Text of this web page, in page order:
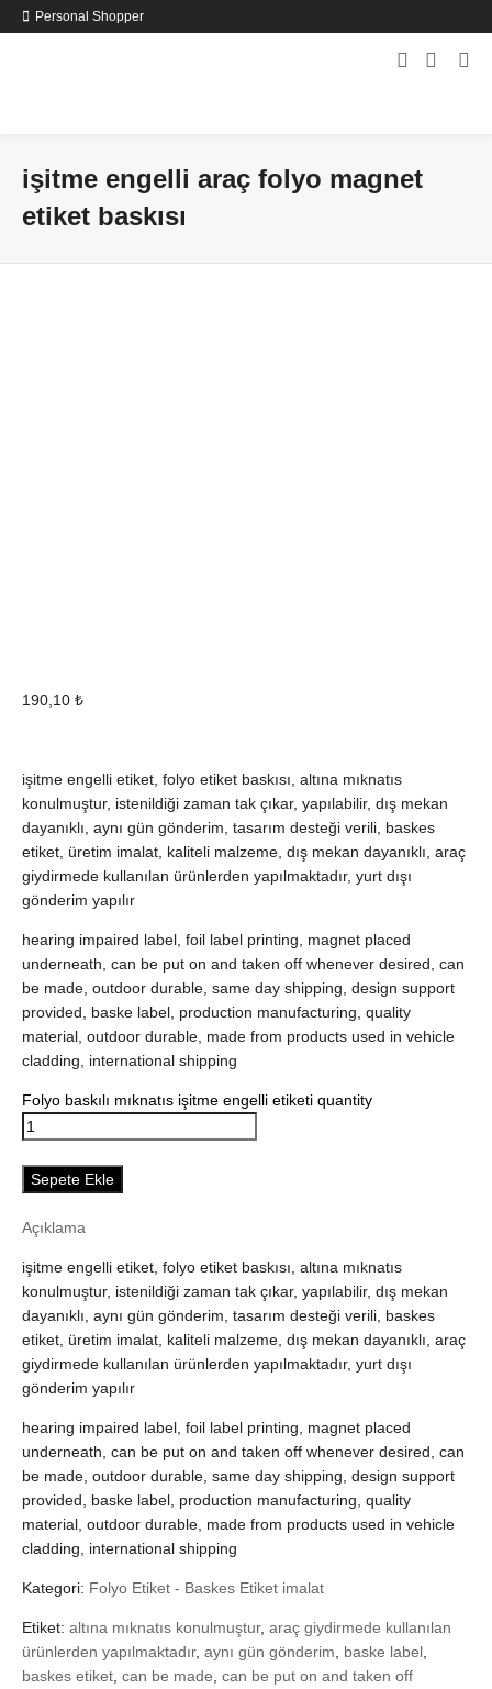
Personal Shopper
işitme engelli araç folyo magnet
etiket baskısı
190,10 ₺
işitme engelli etiket, folyo etiket baskısı, altına mıknatıs
konulmuştur, istenildiği zaman tak çıkar, yapılabilir, dış mekan
dayanıklı, aynı gün gönderim, tasarım desteği verili, baskes
etiket, üretim imalat, kaliteli malzeme, dış mekan dayanıklı, araç
giydirmede kullanılan ürünlerden yapılmaktadır, yurt dışı
gönderim yapılır
hearing impaired label, foil label printing, magnet placed
underneath, can be put on and taken off whenever desired, can
be made, outdoor durable, same day shipping, design support
provided, baske label, production manufacturing, quality
material, outdoor durable, made from products used in vehicle
cladding, international shipping
Folyo baskılı mıknatıs işitme engelli etiketi quantity
Sepete Ekle
Açıklama
işitme engelli etiket, folyo etiket baskısı, altına mıknatıs
konulmuştur, istenildiği zaman tak çıkar, yapılabilir, dış mekan
dayanıklı, aynı gün gönderim, tasarım desteği verili, baskes
etiket, üretim imalat, kaliteli malzeme, dış mekan dayanıklı, araç
giydirmede kullanılan ürünlerden yapılmaktadır, yurt dışı
gönderim yapılır
hearing impaired label, foil label printing, magnet placed
underneath, can be put on and taken off whenever desired, can
be made, outdoor durable, same day shipping, design support
provided, baske label, production manufacturing, quality
material, outdoor durable, made from products used in vehicle
cladding, international shipping
Kategori: Folyo Etiket - Baskes Etiket imalat
Etiket: altına mıknatıs konulmuştur, araç giydirmede kullanılan
ürünlerden yapılmaktadır, aynı gün gönderim baske label
baskes etiket can be made can be put on and taken off